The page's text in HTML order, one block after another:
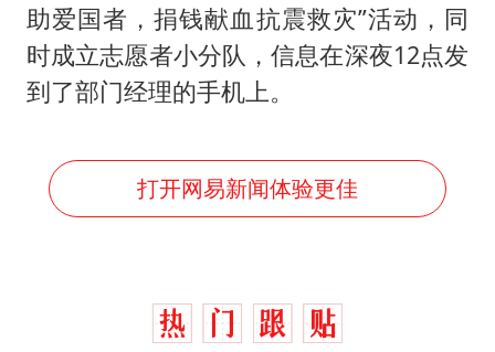
衡水中学发文贺校友任央视主持人
大疆错失宇树
助爱国者，捐钱献血抗震救灾”活动，同
时成立志愿者小分队，信息在深夜12点发
到了部门经理的手机上。
打开网易新闻体验更佳